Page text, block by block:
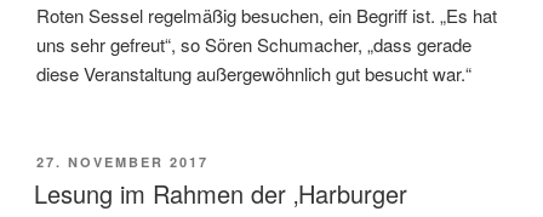
Roten Sessel regelmäßig besuchen, ein Begriff ist. „Es hat
uns sehr gefreut“, so Sören Schumacher, „dass gerade
diese Veranstaltung außergewöhnlich gut besucht war.“
VERÖFFENTLICHT
AM
27. NOVEMBER 2017
Lesung im Rahmen der ‚Harburger